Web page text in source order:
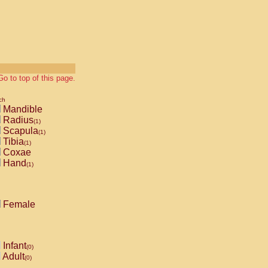
to top of this page.
Mandible
Radius(1)
Scapula(1)
Tibia(1)
Coxae
Hand(1)
Female
Infant(0)
Adult(0)